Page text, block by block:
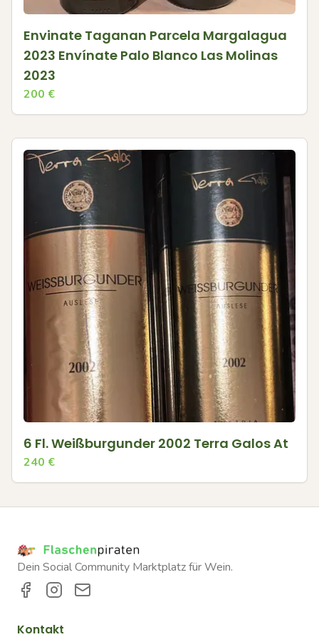
Envinate Taganan Parcela Margalagua
2023 Envínate Palo Blanco Las Molinas
2023
200 €
6 Fl. Weißburgunder 2002 Terra Galos At
240 €
Dein Social Community Marktplatz für Wein.
Kontakt